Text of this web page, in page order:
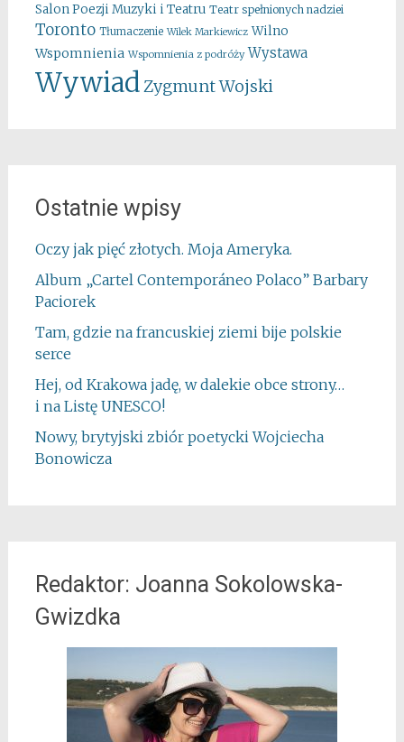
Salon Poezji Muzyki i Teatru Teatr spełnionych nadziei
Toronto Tłumaczenie Wilek Markiewicz Wilno
Wspomnienia Wspomnienia z podróży Wystawa
WywiadZygmunt Wojski
Ostatnie wpisy
Oczy jak pięć złotych. Moja Ameryka.
Album „Cartel Contemporáneo Polaco” Barbary
Paciorek
Tam, gdzie na francuskiej ziemi bije polskie
serce
Hej, od Krakowa jadę, w dalekie obce strony…
i na Listę UNESCO!
Nowy, brytyjski zbiór poetycki Wojciecha
Bonowicza
Redaktor: Joanna Sokolowska-
Gwizdka